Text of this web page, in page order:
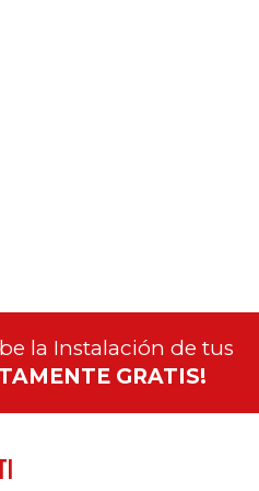
la Instalación de tus
GRATIS!